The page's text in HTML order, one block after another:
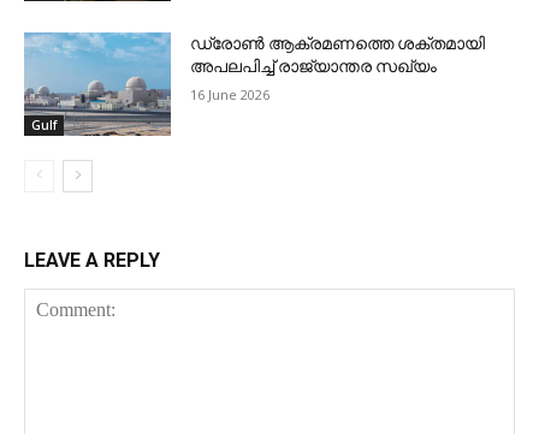
Gulf
ഡ്രോണ്‍ ആക്രമണത്തെ ശക്തമായി
അപലപിച്ച് രാജ്യാന്തര സഖ്യം
16 June 2026
LEAVE A REPLY